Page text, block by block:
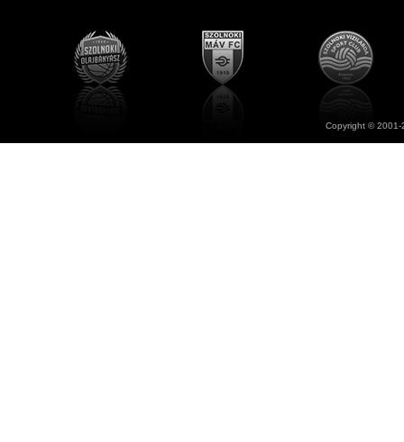
Copyright ©